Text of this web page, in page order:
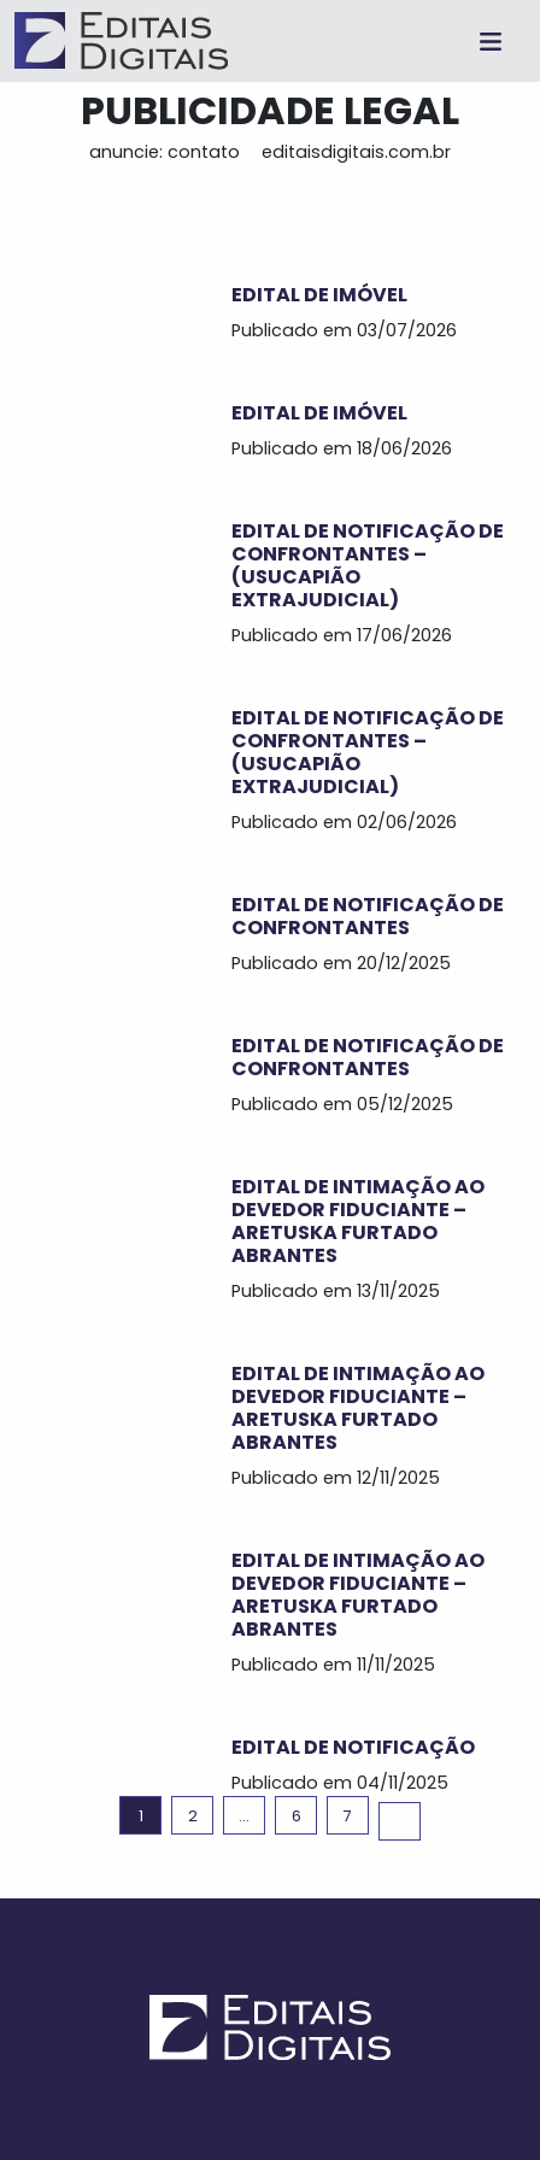
PUBLICIDADE LEGAL
anuncie: contato editaisdigitais.com.br
EDITAL DE IMÓVEL
Publicado em 03/07/2026
EDITAL DE IMÓVEL
Publicado em 18/06/2026
EDITAL DE NOTIFICAÇÃO DE
CONFRONTANTES –
(USUCAPIÃO
EXTRAJUDICIAL)
Publicado em 17/06/2026
EDITAL DE NOTIFICAÇÃO DE
CONFRONTANTES –
(USUCAPIÃO
EXTRAJUDICIAL)
Publicado em 02/06/2026
EDITAL DE NOTIFICAÇÃO DE
CONFRONTANTES
Publicado em 20/12/2025
EDITAL DE NOTIFICAÇÃO DE
CONFRONTANTES
Publicado em 05/12/2025
EDITAL DE INTIMAÇÃO AO
DEVEDOR FIDUCIANTE –
ARETUSKA FURTADO
ABRANTES
Publicado em 13/11/2025
EDITAL DE INTIMAÇÃO AO
DEVEDOR FIDUCIANTE –
ARETUSKA FURTADO
ABRANTES
Publicado em 12/11/2025
EDITAL DE INTIMAÇÃO AO
DEVEDOR FIDUCIANTE –
ARETUSKA FURTADO
ABRANTES
Publicado em 11/11/2025
EDITAL DE NOTIFICAÇÃO
Publicado em 04/11/2025
1 2 … 6 7